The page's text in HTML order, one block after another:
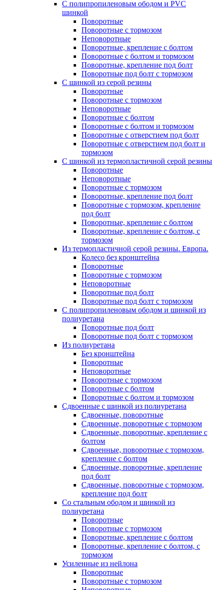
С полипропиленовым ободом и PVC
шинкой
Поворотные
Поворотные с тормозом
Неповоротные
Поворотные, крепление с болтом
Поворотные с болтом и тормозом
Поворотные, крепление под болт
Поворотные под болт с тормозом
С шинкой из серой резины
Поворотные
Поворотные с тормозом
Неповоротные
Поворотные с болтом
Поворотные с болтом и тормозом
Поворотные с отверстием под болт
Поворотные с отверстием под болт и
тормозом
C шинкой из термопластичной серой резины
Поворотные
Неповоротные
Поворотные с тормозом
Поворотные, крепление под болт
Поворотные с тормозом, крепление
под болт
Поворотные, крепление с болтом
Поворотные, крепление с болтом, с
тормозом
Из термопластичной серой резины. Европа.
Колесо без кронштейна
Поворотные
Поворотные с тормозом
Неповоротные
Поворотные под болт
Поворотные под болт с тормозом
С полипропиленовым ободом и шинкой из
полиуретана
Поворотные под болт
Поворотные под болт с тормозом
Из полиуретана
Без кронштейна
Поворотные
Неповоротные
Поворотные с тормозом
Поворотные с болтом
Поворотные с болтом и тормозом
Сдвоенные с шинкой из полиуретана
Сдвоенные, поворотные
Сдвоенные, поворотные с тормозом
Сдвоенные, поворотные, крепление с
болтом
Сдвоенные, поворотные с тормозом,
крепление с болтом
Сдвоенные, поворотные, крепление
под болт
Сдвоенные, поворотные с тормозом,
крепление под болт
Со стальным ободом и шинкой из
полиуретана
Поворотные
Поворотные с тормозом
Поворотные, крепление с болтом
Поворотные, крепление с болтом, с
тормозом
Усиленные из нейлона
Поворотные
Поворотные с тормозом